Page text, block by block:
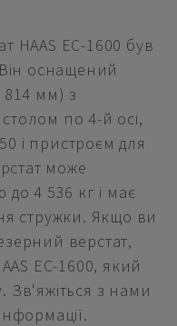
HAAS EC-1600 був
оснащений
мм) з
по 4-й осі,
і пристроєм для
може
4 536 кг і має
стружки. Якщо ви
верстат,
EC-1600, який
з нами